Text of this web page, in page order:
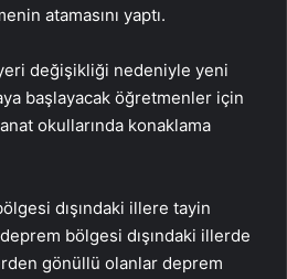
atamasını yaptı.
değişikliği nedeniyle yeni
başlayacak öğretmenler için
okullarında konaklama
dışındaki illere tayin
bölgesi dışındaki illerde
gönüllü olanlar deprem